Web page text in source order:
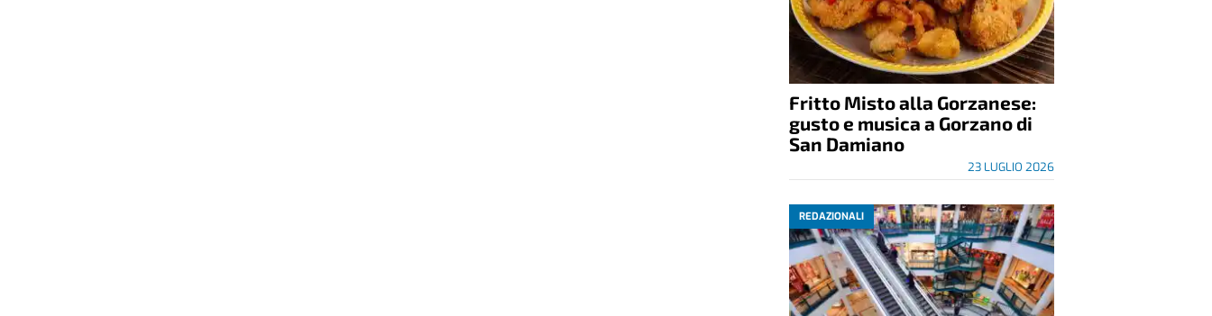
Fritto Misto alla Gorzanese:
gusto e musica a Gorzano di
San Damiano
23 LUGLIO 2026
REDAZIONALI